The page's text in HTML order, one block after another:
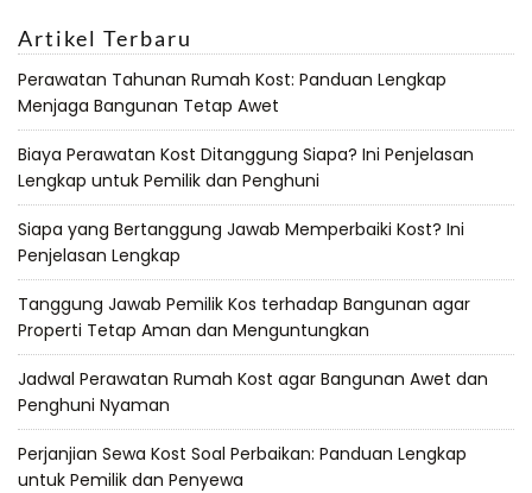
Artikel Terbaru
Perawatan Tahunan Rumah Kost: Panduan Lengkap
Menjaga Bangunan Tetap Awet
Biaya Perawatan Kost Ditanggung Siapa? Ini Penjelasan
Lengkap untuk Pemilik dan Penghuni
Siapa yang Bertanggung Jawab Memperbaiki Kost? Ini
Penjelasan Lengkap
Tanggung Jawab Pemilik Kos terhadap Bangunan agar
Properti Tetap Aman dan Menguntungkan
Jadwal Perawatan Rumah Kost agar Bangunan Awet dan
Penghuni Nyaman
Perjanjian Sewa Kost Soal Perbaikan: Panduan Lengkap
untuk Pemilik dan Penyewa